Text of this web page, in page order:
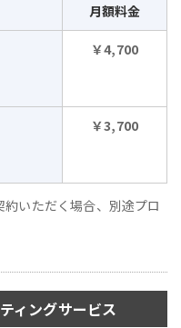
月額料金
￥4,700
￥3,700
約いただく場合、別途プロ
ィングサービス